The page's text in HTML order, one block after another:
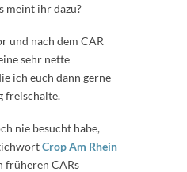
meint ihr dazu?
und nach dem CAR
sehr nette
ich euch dann gerne
freischalte.
nie besucht habe,
Crop Am Rhein
früheren CARs